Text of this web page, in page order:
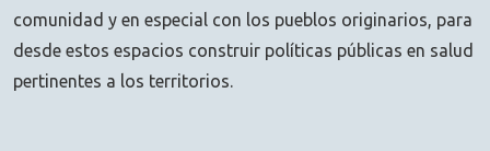
comunidad y en especial con los pueblos originarios, para
desde estos espacios construir políticas públicas en salud
pertinentes a los territorios.